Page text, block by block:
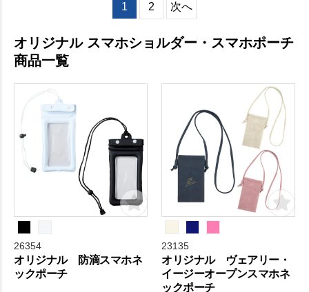
1 2 次へ
オリジナル スマホショルダー・スマホポーチ
商品一覧
26354
オリジナル 防滴スマホネ
ックポーチ
23135
オリジナル ヴェアリー・
イージーオープンスマホネ
ックポーチ